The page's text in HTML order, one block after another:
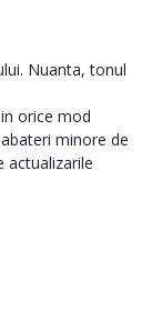
Nuanta, tonul
orice mod
minore de
actualizarile